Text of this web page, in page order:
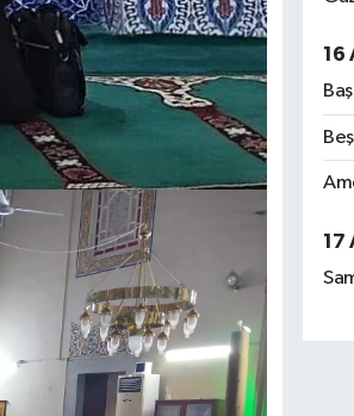
16
17